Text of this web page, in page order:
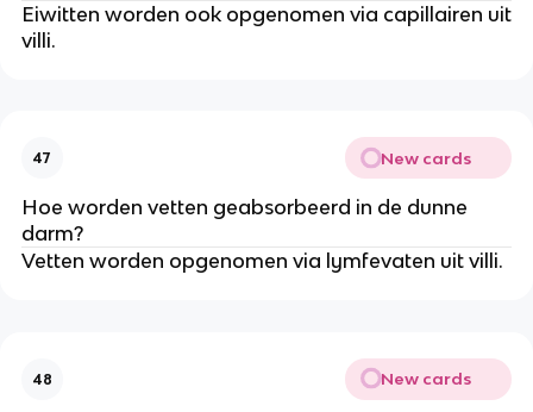
Eiwitten worden ook opgenomen via capillairen uit
villi.
47 New cards
Hoe worden vetten geabsorbeerd in de dunne
darm?
Vetten worden opgenomen via lymfevaten uit villi.
48 New cards